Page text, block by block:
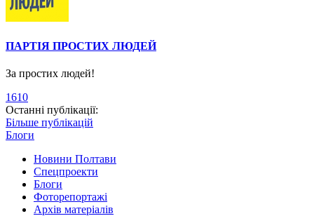
ПАРТІЯ ПРОСТИХ ЛЮДЕЙ
За простих людей!
1610
Останні публікації:
Більше публікацій
Блоги
Новини Полтави
Спецпроекти
Блоги
Фоторепортажі
Архів матеріалів